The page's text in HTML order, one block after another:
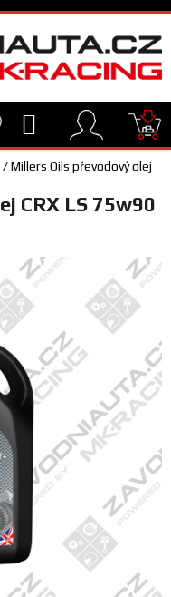
Hledat
/Millers Oils převodový olej
CRX LS 75w90